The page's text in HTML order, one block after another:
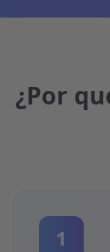
¿Por
1